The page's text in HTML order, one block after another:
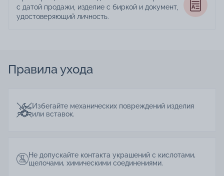
с датой продажи, изделие с биркой и документ,
удостоверяющий личность.
Правила ухода
Избегайте механических повреждений изделия
или вставок.
Не допускайте контакта украшений с кислотами,
щелочами, химическими соединениями.